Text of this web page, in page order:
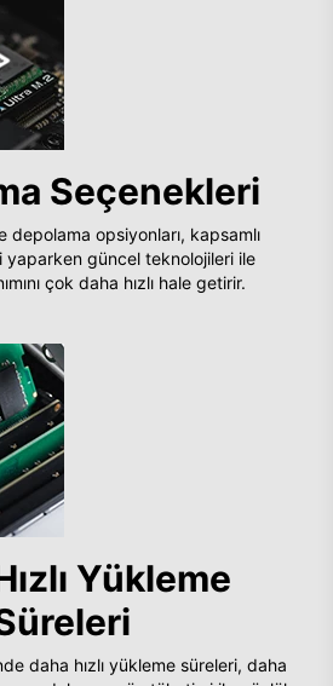
Seçenekleri
depolama opsiyonları, kapsamlı
yaparken güncel teknolojileri ile
çok daha hızlı hale getirir.
Yükleme
daha hızlı yükleme süreleri, daha